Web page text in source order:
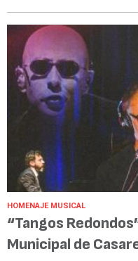
HOMENAJE MUSICAL
“Tangos
Municipal de